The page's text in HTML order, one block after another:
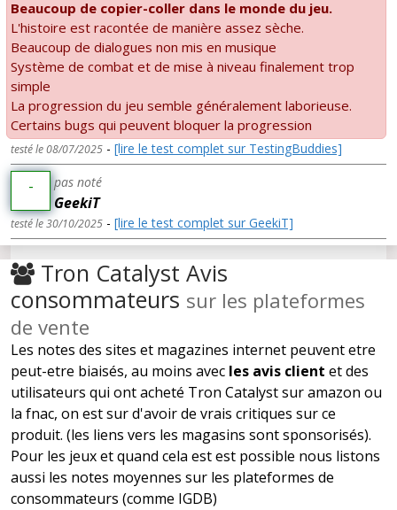
Beaucoup de copier-coller dans le monde du jeu.
L'histoire est racontée de manière assez sèche.
Beaucoup de dialogues non mis en musique
Système de combat et de mise à niveau finalement trop
simple
La progression du jeu semble généralement laborieuse.
Certains bugs qui peuvent bloquer la progression
testé le 08/07/2025 - [lire le test complet sur TestingBuddies]
- pas noté
GeekiT
testé le 30/10/2025 - [lire le test complet sur GeekiT]
Tron Catalyst Avis
consommateurs sur les plateformes
de vente
Les notes des sites et magazines internet peuvent etre
peut-etre biaisés, au moins avec les avis client et des
utilisateurs qui ont acheté Tron Catalyst sur amazon ou
la fnac, on est sur d'avoir de vrais critiques sur ce
produit. (les liens vers les magasins sont sponsorisés).
Pour les jeux et quand cela est est possible nous listons
aussi les notes moyennes sur les plateformes de
consommateurs (comme IGDB)